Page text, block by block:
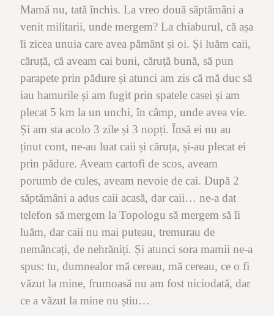
Mamă nu, tată închis. La vreo două săptămâni a
venit militarii, unde mergem? La chiaburul, că așa
îi zicea unuia care avea pământ și oi. Și luăm caii,
căruță, că aveam cai buni, căruță bună, să pun
parapete prin pădure și atunci am zis că mă duc să
iau hamurile și am fugit prin spatele casei și am
plecat 5 km la un unchi, în câmp, unde avea vie.
Și am sta acolo 3 zile și 3 nopți. Însă ei nu au
ținut cont, ne-au luat caii și căruța, și-au plecat ei
prin pădure. Aveam cartofi de scos, aveam
porumb de cules, aveam nevoie de cai. După 2
săptămâni a adus caii acasă, dar caii… ne-a dat
telefon să mergem la Topologu să mergem să îi
luăm, dar caii nu mai puteau, tremurau de
nemâncați, de nehrăniți. Și atunci sora mamii ne-a
spus: tu, dumnealor mă cereau, mă cereau, ce o fi
văzut la mine, frumoasă nu am fost niciodată, dar
ce a văzut la mine nu știu…